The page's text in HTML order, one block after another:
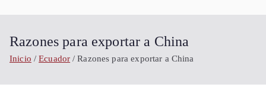
Comercio
Ecuador
Shanghái
Razones para exportar a China
Inicio Ecuador Razones para exportar a China